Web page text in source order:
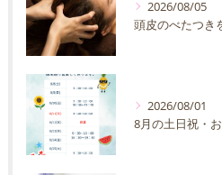
2026/08/05
2026/08/01